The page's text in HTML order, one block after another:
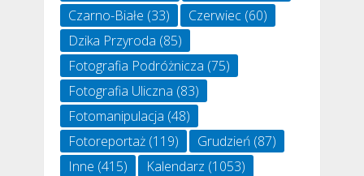
Czarno-Białe (33) Czerwiec(60)
Dzika Przyroda (85)
Fotografia Podróżnicza (75)
Fotografia Uliczna (83)
Fotomanipulacja (48)
Fotoreportaż(119) Grudzień(87)
Inne (415) Kalendarz (1053)